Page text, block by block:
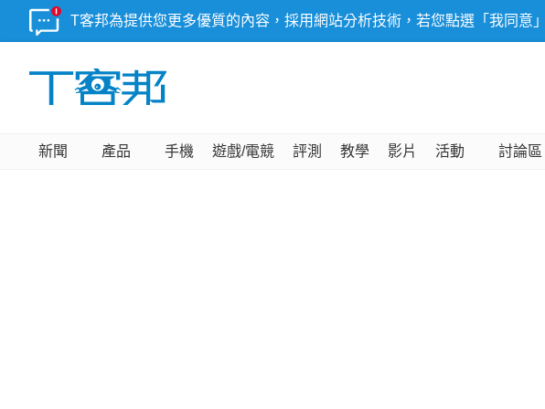
T客邦為提供您更多優質的內容，採用網站分析技術，若您點選「我同意
新聞 產品 手機 遊戲/電競 評測 教學 影片 活動 討論區